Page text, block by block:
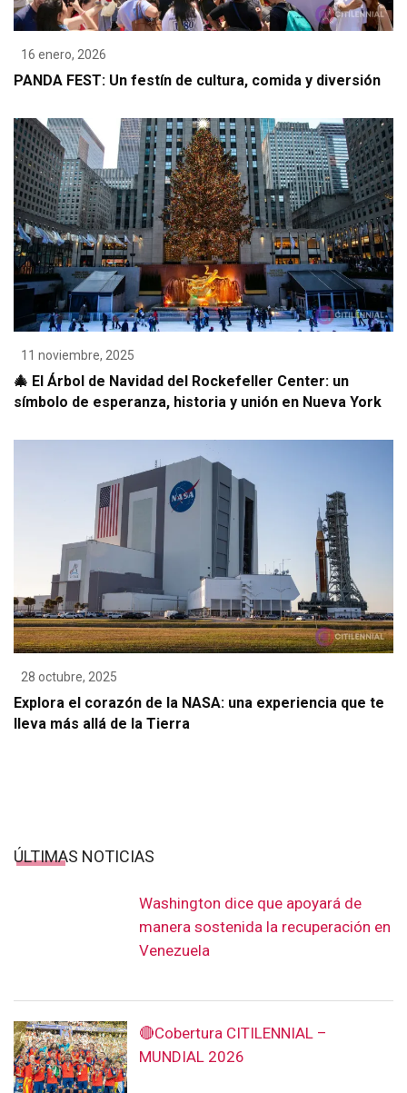
16 enero, 2026
PANDA FEST: Un festín de cultura, comida y diversión
11 noviembre, 2025
🎄 El Árbol de Navidad del Rockefeller Center: un
símbolo de esperanza, historia y unión en Nueva York
28 octubre, 2025
Explora el corazón de la NASA: una experiencia que te
lleva más allá de la Tierra
ÚLTIMAS NOTICIAS
Washington dice que apoyará de
manera sostenida la recuperación en
Venezuela
🔴Cobertura CITILENNIAL –
MUNDIAL 2026